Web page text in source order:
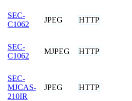
SEC-
C1062
JPEG HTTP
SEC-
C1062
MJPEG HTTP
SEC-
MJCAS-
210IR
JPEG HTTP